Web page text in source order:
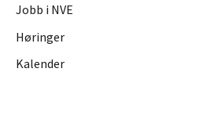
Jobb i NVE
Høringer
Kalender